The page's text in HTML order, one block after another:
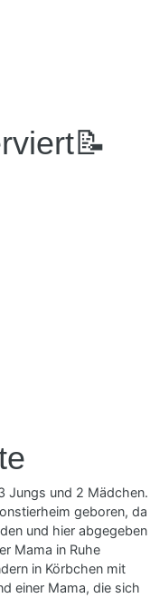
Jungs und 2 Mädchen.
geboren, da
und hier abgegeben
Mama in Ruhe
in Körbchen mit
einer Mama, die sich